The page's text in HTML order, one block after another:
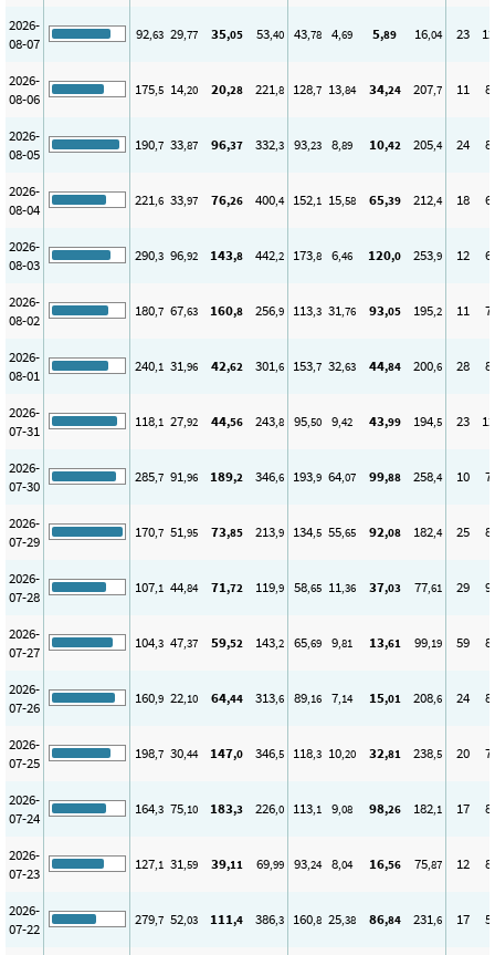
2026-
08-07
92,63 29,77 35,05 53,40 43,78 4,69 5,89 16,04 23 12
2026-
08-06
175,5 14,20 20,28 221,8 128,7 13,84 34,24 207,7 11 8
2026-
08-05
190,7 33,87 96,37 332,3 93,23 8,89 10,42 205,4 24 8
2026-
08-04
221,6 33,97 76,26 400,4 152,1 15,58 65,39 212,4 18 6
2026-
08-03
290,3 96,92 143,8 442,2 173,8 6,46 120,0 253,9 12 6
2026-
08-02
180,7 67,63 160,8 256,9 113,3 31,76 93,05 195,2 11 7
2026-
08-01
240,1 31,96 42,62 301,6 153,7 32,63 44,84 200,6 28 8
2026-
07-31
118,1 27,92 44,56 243,8 95,50 9,42 43,99 194,5 23 12
2026-
07-30
285,7 91,96 189,2 346,6 193,9 64,07 99,88 258,4 10 7
2026-
07-29
170,7 51,95 73,85 213,9 134,5 55,65 92,08 182,4 25 8
2026-
07-28
107,1 44,84 71,72 119,9 58,65 11,36 37,03 77,61 29 9
2026-
07-27
104,3 47,37 59,52 143,2 65,69 9,81 13,61 99,19 59 8
2026-
07-26
160,9 22,10 64,44 313,6 89,16 7,14 15,01 208,6 24 8
2026-
07-25
198,7 30,44 147,0 346,5 118,3 10,20 32,81 238,5 20 7
2026-
07-24
164,3 75,10 183,3 226,0 113,1 9,08 98,26 182,1 17 8
2026-
07-23
127,1 31,59 39,11 69,99 93,24 8,04 16,56 75,87 12 8
2026-
07-22
279,7 52,03 111,4 386,3 160,8 25,38 86,84 231,6 17 5